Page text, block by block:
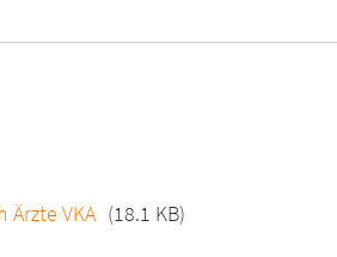
Ärzte VKA (18.1 KB)